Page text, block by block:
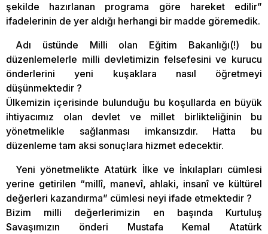
şekilde hazırlanan programa göre hareket edilir”
ifadelerinin de yer aldığı herhangi bir madde göremedik.
Adı üstünde Milli olan Eğitim Bakanlığı(!) bu
düzenlemelerle milli devletimizin felsefesini ve kurucu
önderlerini yeni kuşaklara nasıl öğretmeyi
düşünmektedir ?
Ülkemizin içerisinde bulunduğu bu koşullarda en büyük
ihtiyacımız olan devlet ve millet birlikteliğinin bu
yönetmelikle sağlanması imkansızdır. Hatta bu
düzenleme tam aksi sonuçlara hizmet edecektir.
Yeni yönetmelikte Atatürk İlke ve İnkılapları cümlesi
yerine getirilen “millî, manevî, ahlaki, insanî ve kültürel
değerleri kazandırma” cümlesi neyi ifade etmektedir ?
Bizim milli değerlerimizin en başında Kurtuluş
Savaşımızın önderi Mustafa Kemal Atatürk